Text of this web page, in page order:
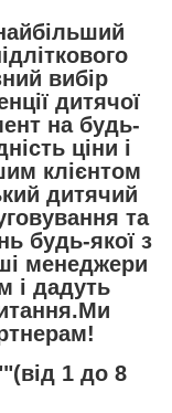
вибір
дитячої
на будь-
ціни і
клієнтом
дитячий
та
будь-якої з
менеджери
і дадуть
1 до 8